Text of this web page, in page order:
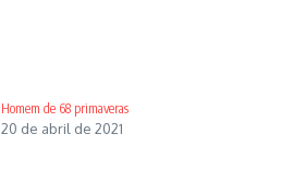
Homem de 68 primaveras
20 de abril de 2021